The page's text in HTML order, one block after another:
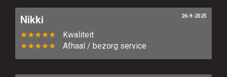
Nikki
★★★★★
Kwaliteit
★★★★★
Afhaal / bezorg service
26-9-2025